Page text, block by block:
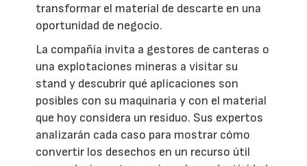
transformar el material de descarte en una
oportunidad de negocio.
La compañía invita a gestores de canteras o
una explotaciones mineras a visitar su
stand y descubrir qué aplicaciones son
posibles con su maquinaria y con el material
que hoy considera un residuo. Sus expertos
analizarán cada caso para mostrar cómo
convertir los desechos en un recurso útil